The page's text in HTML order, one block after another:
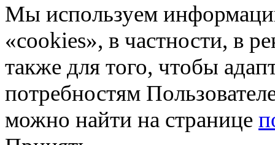
Мы используем
«cookies», в частности, в
также для того, чтобы
потребностям
можно найти на странице